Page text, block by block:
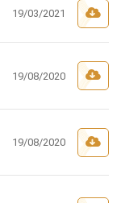
19/03/2021
19/08/2020
19/08/2020